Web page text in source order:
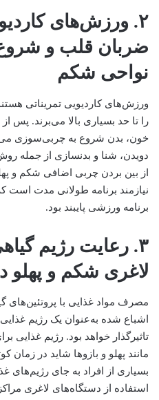
۲. ورزش‌های
ضربان قلب و
نواحی شکم
ورزش‌های کاردیویی تمریناتی
را تا حد بسیاری بالا می‌برند. پس
خون، بدن شروع به چربی‌سوزی
دویدن، شنا و بدنسازی از جمله
از بین بردن چربی اضافی شکم و
نیازمند برنامه طولانی مدت است
برنامه ورزشی پایبند بود.
۳. رعایت رژیم
لاغری شکم و پهلو
مصرف مواد غذایی با پروتئین‌های
اشباع شده به‌عنوان یک رژیم
تاثیرگذار خواهد بود. رژیم غذایی
مانند پهلو و بازوها شاید در زمان
بسیاری از افراد به ‌جای
استفاده از دستگاه‌های لاغری